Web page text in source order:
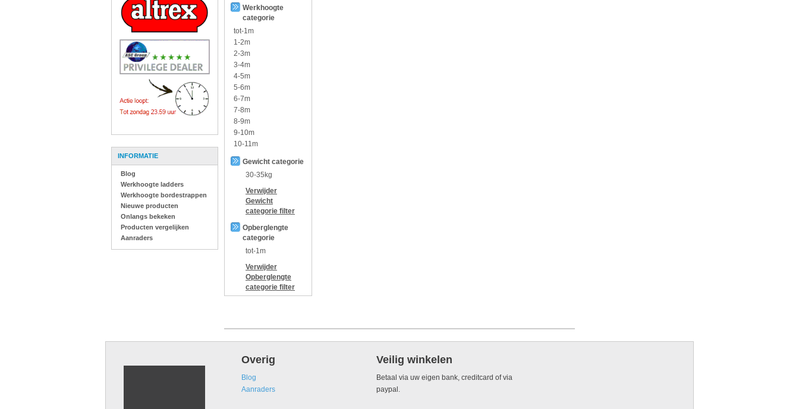
INFORMATIE
Blog
Werkhoogte ladders
Werkhoogte bordestrappen
Nieuwe producten
Onlangs bekeken
Producten vergelijken
Aanraders
Werkhoogte
categorie
tot-1m
1-2m
2-3m
3-4m
4-5m
5-6m
6-7m
7-8m
8-9m
9-10m
10-11m
Gewicht categorie
30-35kg
Verwijder
Gewicht
categorie filter
Opberglengte
categorie
tot-1m
Verwijder
Opberglengte
categorie filter
Overig
Blog
Aanraders
Veilig winkelen
Betaal via uw eigen bank, creditcard of via
paypal.